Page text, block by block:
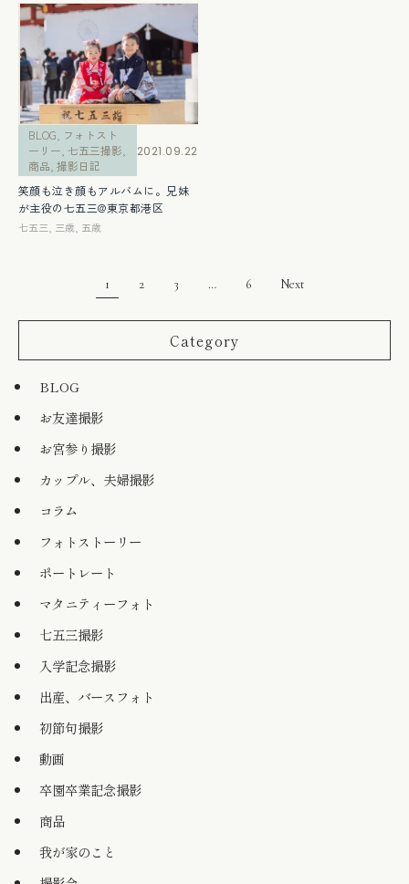
BLOG, フォトスト
ーリー, 七五三撮影,
商品, 撮影日記
2021.09.22
笑顔も泣き顔もアルバムに。兄妹
が主役の七五三@東京都港区
七五三, 三歳, 五歳
1 2 3 … 6 Next
Category
BLOG
お友達撮影
お宮参り撮影
カップル、夫婦撮影
コラム
フォトストーリー
ポートレート
マタニティーフォト
七五三撮影
入学記念撮影
出産、バースフォト
初節句撮影
動画
卒園卒業記念撮影
商品
我が家のこと